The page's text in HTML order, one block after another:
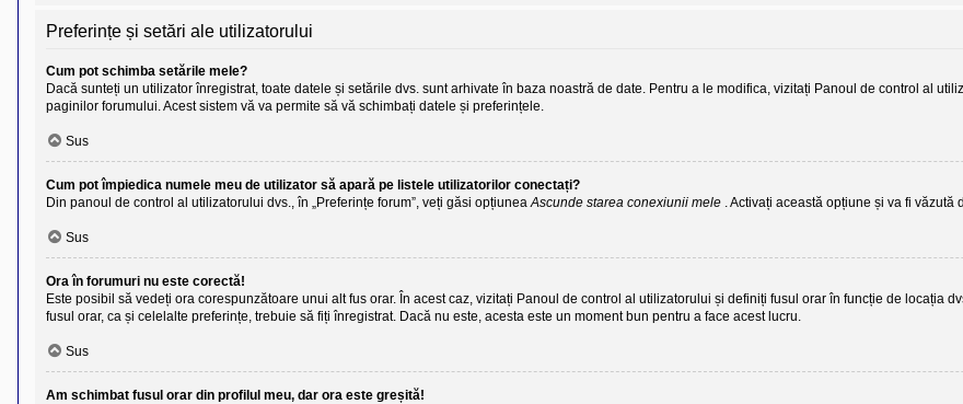
Preferințe și setări ale utilizatorului
Cum pot schimba setările mele?
Dacă sunteți un utilizator înregistrat, toate datele și setările dvs. sunt arhivate în baza noastră de date. Pentru a le modifica, vizitați Panoul de control al
paginilor forumului. Acest sistem vă va permite să vă schimbați datele și preferințele.
Sus
Cum pot împiedica numele meu de utilizator să apară pe listele utilizatorilor conectați?
Din panoul de control al utilizatorului dvs., în „Preferințe forum”, veți găsi opțiuneaAscunde starea conexiunii mele . Activați această opțiune și va fi văzută
Sus
Ora în forumuri nu este corectă!
Este posibil să vedeți ora corespunzătoare unui alt fus orar. În acest caz, vizitați Panoul de control al utilizatorului și definiți fusul orar în funcție de locația
fusul orar, ca și celelalte preferințe, trebuie să fiți înregistrat. Dacă nu este, acesta este un moment bun pentru a face acest lucru.
Sus
Am schimbat fusul orar din profilul meu, dar ora este greșită!